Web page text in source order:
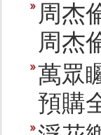
周杰
周杰
萬眾
預購